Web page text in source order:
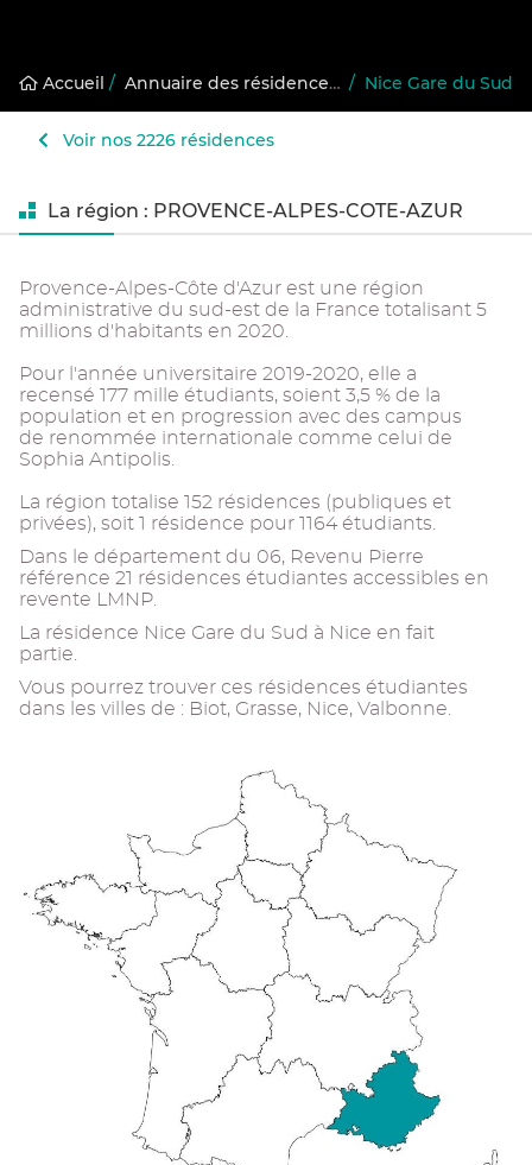
Accueil / Annuaire des résidences gérées / Nice Gare du Sud
Voir nos 2226 résidences
La région : PROVENCE-ALPES-COTE-AZUR
Provence-Alpes-Côte d'Azur est une région
administrative du sud-est de la France totalisant 5
millions d'habitants en 2020.
Pour l'année universitaire 2019-2020, elle a
recensé 177 mille étudiants, soient 3,5 % de la
population et en progression avec des campus
de renommée internationale comme celui de
Sophia Antipolis.
La région totalise 152 résidences (publiques et
privées), soit 1 résidence pour 1164 étudiants.
Dans le département du 06, Revenu Pierre
référence 21 résidences étudiantes accessibles en
revente LMNP.
La résidence Nice Gare du Sud à Nice en fait
partie.
Vous pourrez trouver ces résidences étudiantes
dans les villes de : Biot, Grasse, Nice, Valbonne.